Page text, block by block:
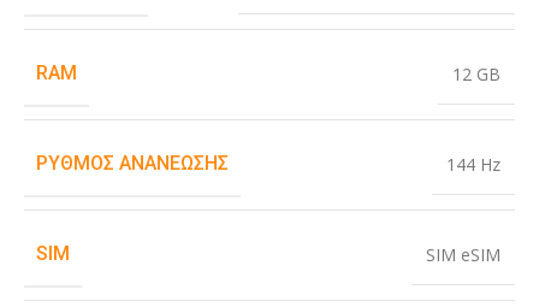
RAM 12 GB
ΡΥΘΜΌΣ ΑΝΑΝΈΩΣΗΣ 144 Hz
SIM SIM eSIM